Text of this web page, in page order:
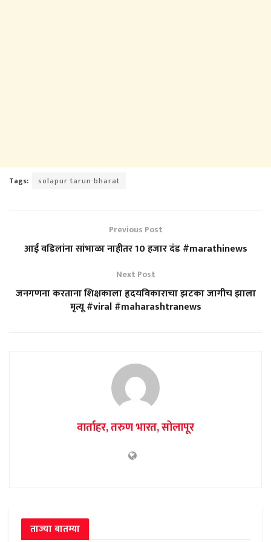
Tags: solapur tarun bharat
Previous Post
आई वडिलांना सांभाळा नाहीतर 10 हजार दंड #marathinews
Next Post
जनगणना करताना शिक्षकाला हृदयविकाराचा झटका जागीच झाला
मृत्यू #viral #maharashtranews
वार्ताहर, तरुण भारत, सोलापूर
ताज्या बातम्या